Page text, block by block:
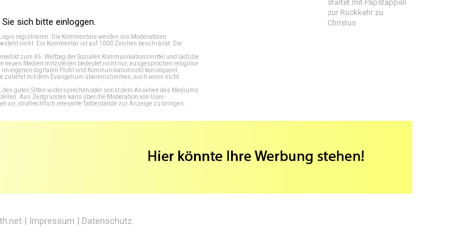
sich bitte einloggen.
registrieren . Die Kommentare werden von Moderatoren
nicht. Ein Kommentar ist auf 1000 Zeichen beschränkt. Die
zum 45. Welttag der Sozialen Kommunikationsmittel und lädt die
neuen Medien mitzuteilen bedeutet nicht nur, ausgesprochen religiöse
im eigenen digitalen Profil und Kommunikationsstil konsequent
mit dem Evangelium übereinstimmen, auch wenn nicht
guten Sitten widersprechen oder sonst dem Ansehen des Mediums
Aus Zeitgründen kann über die Moderation von User-
vor, strafrechtlich relevante Tatbestände zur Anzeige zu bringen.
startet mit Papstappell
zur Rückkehr zu
Christus
| Impressum | Datenschutz